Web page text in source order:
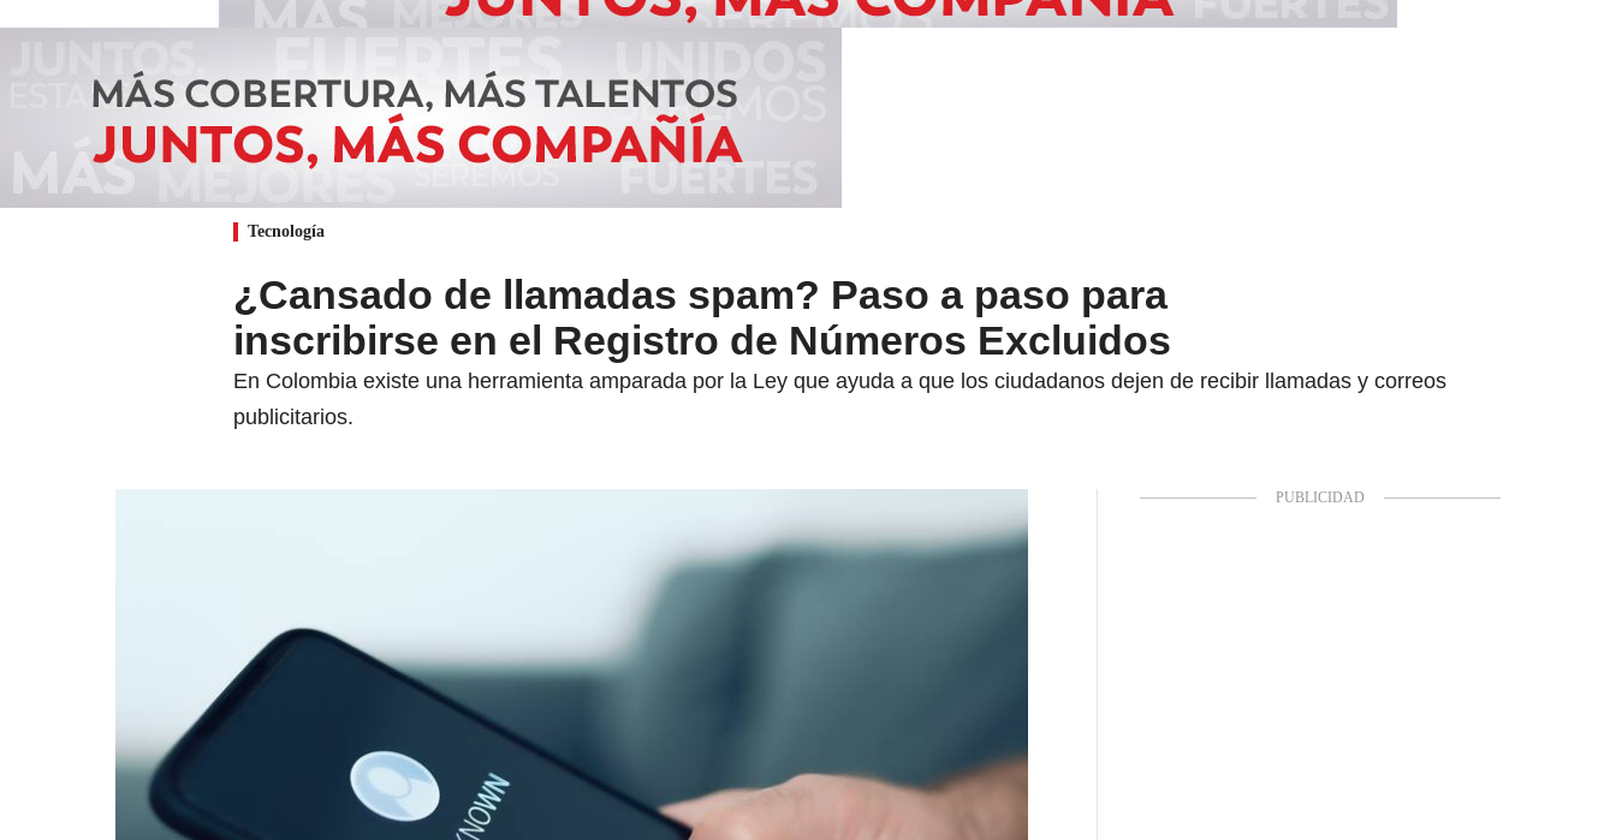
Tecnología
¿Cansado de llamadas spam? Paso a paso para
inscribirse en el Registro de Números Excluidos
En Colombia existe una herramienta amparada por la Ley que ayuda a que los ciudadanos dejen de recibir llamadas y correos
publicitarios.